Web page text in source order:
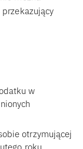
w
otrzymującej